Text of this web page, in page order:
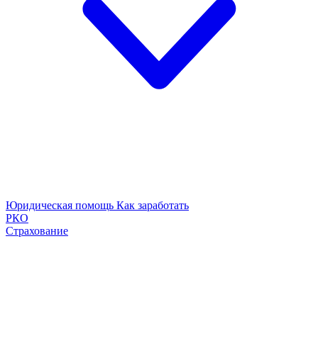
Юридическая помощь Как заработать
РКО
Страхование